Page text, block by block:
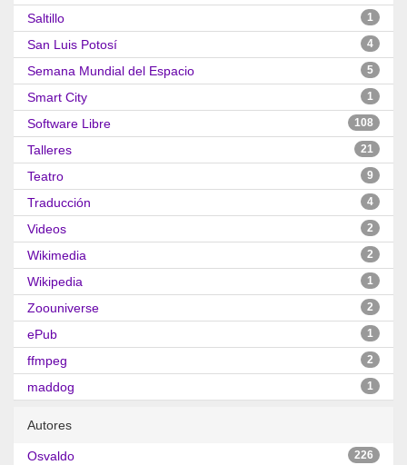
Saltillo 1
San Luis Potosí 4
Semana Mundial del Espacio 5
Smart City 1
Software Libre 108
Talleres 21
Teatro 9
Traducción 4
Videos 2
Wikimedia 2
Wikipedia 1
Zoouniverse 2
ePub 1
ffmpeg 2
maddog 1
Autores
Osvaldo 226